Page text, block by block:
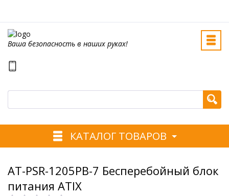
Ваша безопасность в наших руках!
КАТАЛОГ ТОВАРОВ
AT-PSR-1205PB-7 Бесперебойный блок
питания ATIX